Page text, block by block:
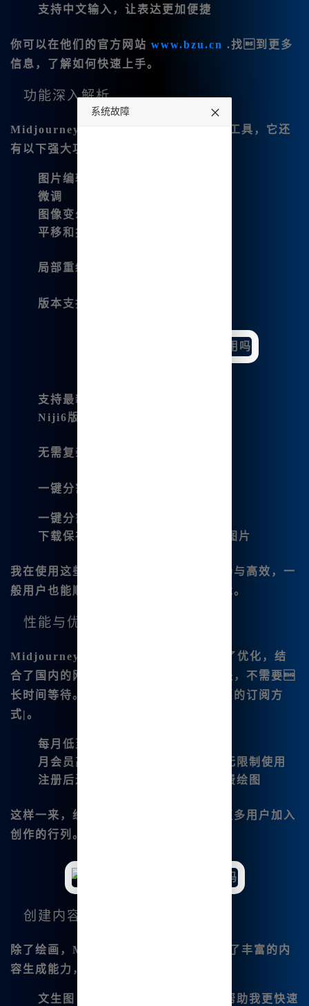
支持中文输入 ，让表达更加便捷
你可以在他们的官方网站 www.bzu.cn .找到更多
信息，了解如何快速上手。
功能深入解析
Midjourney中文版并不仅仅是一个画图工具，它还
有以下强大功能：
图片编辑功能
微调
图像变幻
平移和扩图
局部重绘
版本支持
支持最新的Midjourney V6.1版本
Niji6版本的全面支持
无需复杂命令的简单操作
一键分割和下载
一键分割功能能轻松处理您的图片
下载保存4张的
图片
我在使用这些功能时，感受到操作的流畅与高效，一
般用户也能顺利地进行精细的调校和编辑。
性能与优惠
Midjourney中 文版🔥在性能上也|得到了优化，结
合了国内的网络环境，画面输出速度极快，不需要
长时间等待。在价格上，它提供十分优惠的订阅方
式|。
每月低至9.9元起
月会员高级套餐只需39.8元，享受无限制使用
注册后还有赠送的积分，供用户免费绘图
这样一来，经济实惠的价格大大鼓励了更多用户加入
创作的行列。
创建内容的多样性
除了绘画，Midjourney中文绘画还提供了丰富的内
容生成能力，如：
文生图 ：通过文字描述生成图像，帮助我更快速
系统故障